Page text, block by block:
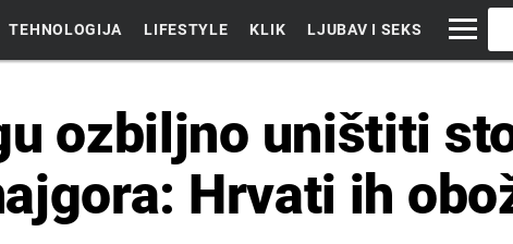
TEHNOLOGIJA LIFESTYLE KLIK LJUBAV I SEKS
ozbiljno uništiti
Hrvati ih